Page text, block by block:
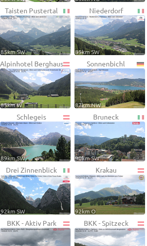
Taisten Pustertal
85km SW
Niederdorf
85km SW
Alpinhotel Berghaus
85km W
Sonnenbichl
87km NW
Schlegeis
89km SW
Bruneck
90km SW
Drei Zinnenblick
92km SW
Krakau
92km O
BKK - Aktiv Park BKK - Spitzeck